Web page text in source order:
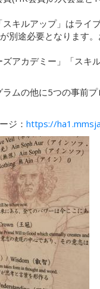
キルアップ」はライ
別途必要となります
アカデミー」「スキ
ムの他に5つの事前
ジ： https://